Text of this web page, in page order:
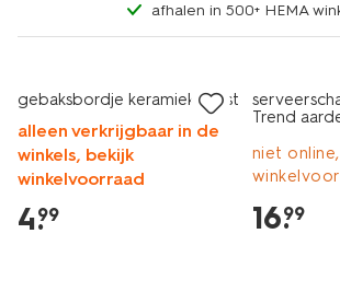
afhalen in 500+ HEMA
gebaksbordje keramiek feest
alleen verkrijgbaar in de
winkels, bekijk
winkelvoorraad
4.
99
Trend
niet
16.
99